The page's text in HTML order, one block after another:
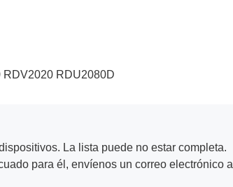
RDV2020 RDU2080D
La lista puede no estar completa.
para él, envíenos un correo electrónico a